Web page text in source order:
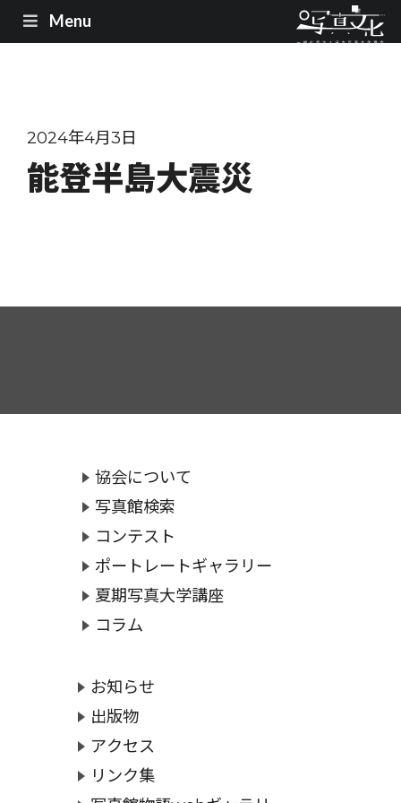
Menu
2024年4月3日
能登半島大震災
協会について
写真館検索
コンテスト
ポートレートギャラリー
夏期写真大学講座
コラム
お知らせ
出版物
アクセス
リンク集